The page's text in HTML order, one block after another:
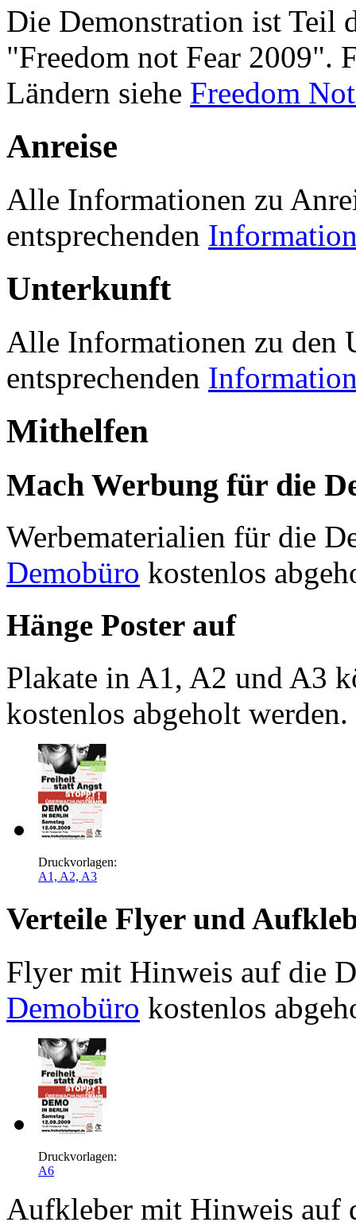
Die Demonstration ist Teil
"Freedom not Fear 2009".
Ländern siehe Freedom
Anreise
Alle Informationen zu
entsprechenden
Unterkunft
Alle Informationen zu den
entsprechenden
Mithelfen
Mach Werbung für die
Werbematerialien für die
Demobüro kostenlos
Hänge Poster auf
Plakate in A1, A2 und A3
kostenlos abgeholt werden.
Druckvorlagen:
A1, A2, A3
Verteile Flyer und
Flyer mit Hinweis auf die
Demobüro kostenlos
Druckvorlagen:
A6
Aufkleber mit Hinweis